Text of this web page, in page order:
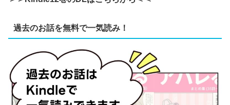
過去のお話を無料で一気読み！